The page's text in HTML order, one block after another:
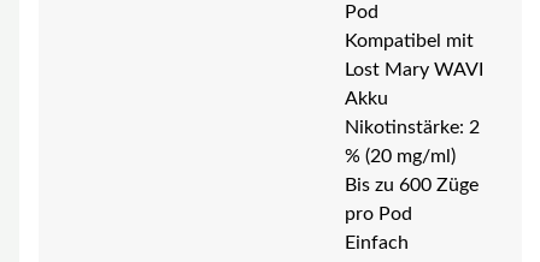
Pod
Kompatibel mit
Lost Mary WAVI
Akku
Nikotinstärke: 2
% (20 mg/ml)
Bis zu 600 Züge
pro Pod
Einfach